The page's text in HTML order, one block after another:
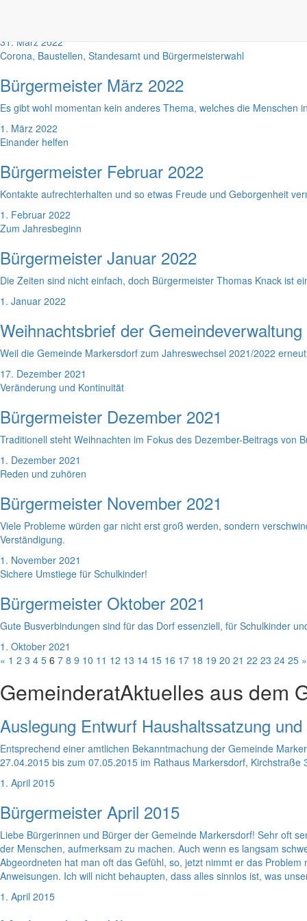
Der Krieg in der Ukraine macht betroffen und solidarisch, belegt
31. März 2022
Corona, Baustellen, Standesamt und Bürgermeisterwahl
Bürgermeister März 2022
Es gibt wohl momentan kein anderes Thema, welches die
1. März 2022
Einander helfen
Bürgermeister Februar 2022
Kontakte aufrechterhalten und so etwas Freude und Geborgenheit
1. Februar 2022
Zum Jahresbeginn
Bürgermeister Januar 2022
Die Zeiten sind nicht einfach, doch Bürgermeister Thomas Knack ist
1. Januar 2022
Weihnachtsbrief der
Weil die Gemeinde Markersdorf zum Jahreswechsel 2021/2022
17. Dezember 2021
Veränderung und Kontinuität
Bürgermeister Dezember 2021
Traditionell steht Weihnachten im Fokus des Dezember-Beitrags von
1. Dezember 2021
Reden und zuhören
Bürgermeister November 2021
Viele Probleme würden gar nicht erst groß werden, sondern
Verständigung.
1. November 2021
Sichere Umstiege für Schulkinder!
Bürgermeister Oktober 2021
Gute Busverbindungen sind für das Dorf essenziell, für Schulkinder
1. Oktober 2021
« 1 2 3 4 5 6 7 8 9 10 11 12 13 14 15 16 17 18 19 20 21 22 23 24 25 »
GemeinderatAktuelles aus dem
Auslegung Entwurf Haushaltssatzung
Entsprechend einer amtlichen Bekanntmachung der Gemeinde
27.04.2015 bis zum 07.05.2015 im Rathaus Markersdorf,
1. April 2015
Bürgermeister April 2015
Liebe Bürgerinnen und Bürger der Gemeinde Markersdorf! Sehr oft
der Menschen, aufmerksam zu machen. Auch wenn es langsam
Abgeordneten hat man oft das Gefühl, so, jetzt nimmt er das
Anweisungen. Ich will nicht behaupten, dass alles sinnlos ist, was
1. April 2015